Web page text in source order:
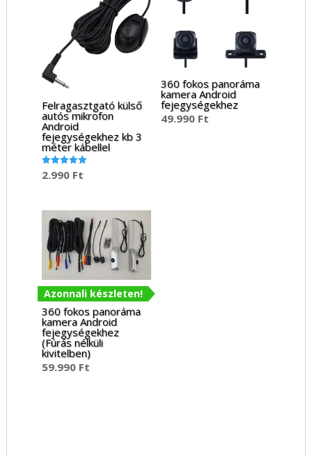
Felragasztgató külső
autós mikrofon
Android
fejegységekhez kb 3
méter kábellel
Értékelés:
5.00
2.990 Ft
360 fokos panoráma
kamera Android
fejegységekhez
49.990 Ft
Azonnali készleten!
360 fokos panoráma
kamera Android
fejegységekhez
(Fúrás nélküli
kivitelben)
59.990 Ft